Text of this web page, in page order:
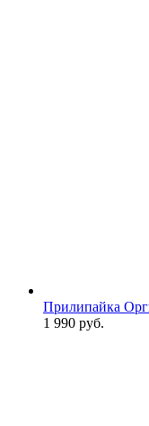
Прилипайка
1 990 руб.